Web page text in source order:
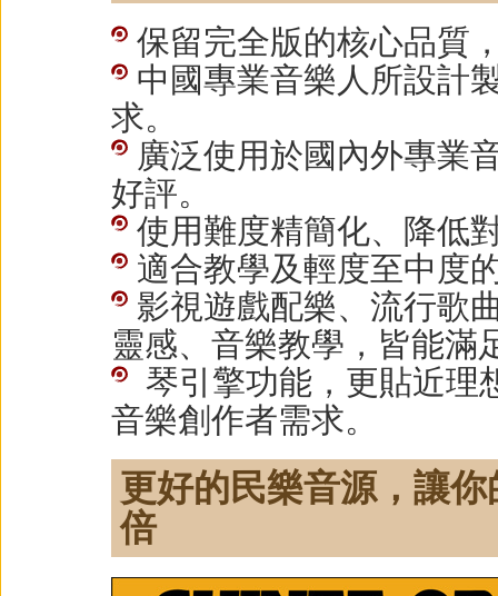
保留完全版的核心品質
中國專業音樂人所設計
求。
廣泛使用於國內外專業
好評。
使用難度精簡化、降低
適合教學及輕度至中度
影視遊戲配樂、流行歌
靈感、音樂教學，皆能滿
琴引擎功能，更貼近理
音樂創作者需求。
更好的民樂音源，讓
倍